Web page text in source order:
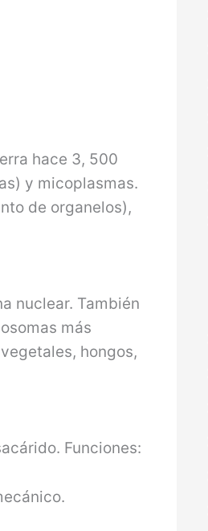
hace 3, 500
y micoplasmas.
de organelos),
nuclear. También
más
hongos,
Funciones: